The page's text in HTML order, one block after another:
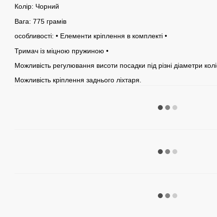
Колір: Чорний
Вага: 775 грамів
особливості: • Елементи кріплення в комплекті •
Тримач із міцною пружиною •
Можливість регулювання висоти посадки під різні діаметри
Можливість кріплення заднього ліхтаря.